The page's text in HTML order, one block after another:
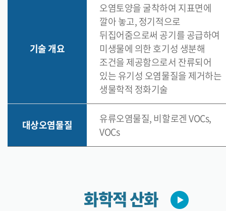
기술 개요
오염토양을 굴착하여 지표면에
깔아 놓고, 정기적으로
뒤집어줌으로써 공기를 공급하여
미생물에 의한 호기성 생분해
조건을 제공함으로서 잔류되어
있는 유기성 오염물질을 제거하는
생물학적 정화기술
대상오염물질
유류오염물질, 비할로겐 VOCs,
VOCs
화학적 산화